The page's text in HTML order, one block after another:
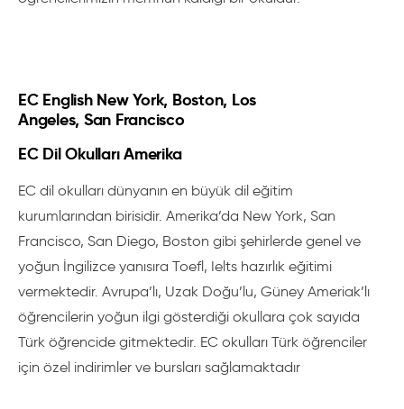
EC English New York, Boston, Los
Angeles, San Francisco
EC Dil Okulları Amerika
EC dil okulları dünyanın en büyük dil eğitim
kurumlarından birisidir. Amerika’da New York, San
Francisco, San Diego, Boston gibi şehirlerde genel ve
yoğun İngilizce yanısıra Toefl, Ielts hazırlık eğitimi
vermektedir. Avrupa’lı, Uzak Doğu’lu, Güney Ameriak’lı
öğrencilerin yoğun ilgi gösterdiği okullara çok sayıda
Türk öğrencide gitmektedir. EC okulları Türk öğrenciler
için özel indirimler ve bursları sağlamaktadır